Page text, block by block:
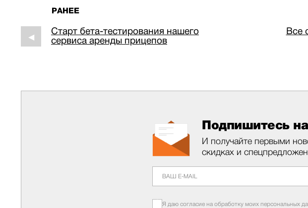
РАНЕЕ
◀
Старт бета-тестирования нашего
сервиса аренды прицепов
Все
Подпишитесь
И получайте первыми
скидках и
Я даю согласие на обработку моих персональных